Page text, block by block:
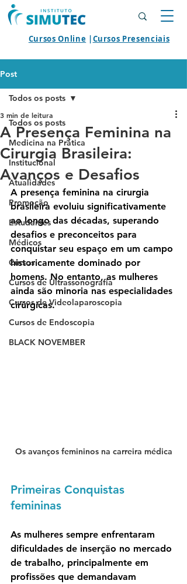
Cursos Online |Cursos Presenciais
Post
Todos os posts
Medicina na Prática
Institucional
Atualidades
Promoção
Estudantes
Médicos
Cursos
Cursos de Ultrassonografia
Cursos de Videolaparoscopia
Cursos de Endoscopia
BLACK NOVEMBER
Todos os posts
A Presença Feminina na
Cirurgia Brasileira:
Avanços e Desafios
3 min de leitura
A presença feminina na cirurgia
brasileira evoluiu significativamente
ao longo das décadas, superando
desafios e preconceitos para
conquistar seu espaço em um campo
historicamente dominado por
homens. No entanto, as mulheres
ainda são minoria nas especialidades
cirúrgicas.
Os avanços femininos na carreira médica
Primeiras Conquistas
femininas
As mulheres sempre enfrentaram
dificuldades de inserção no mercado
de trabalho, principalmente em
profissões que demandavam